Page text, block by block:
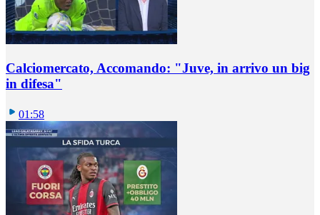
Calciomercato, Accomando: "Juve, in arrivo un big
in difesa"
01:58